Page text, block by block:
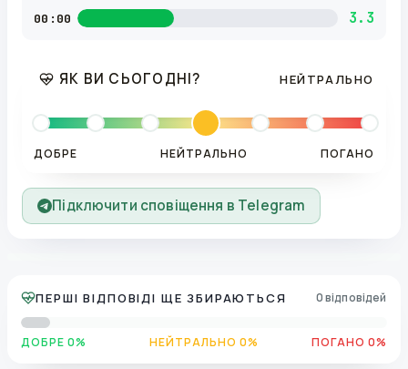
00:00 3.3
ЯК ВИ СЬОГОДНІ? НЕЙТРАЛЬНО
ДОБРЕ НЕЙТРАЛЬНО ПОГАНО
Підключити сповіщення в Telegram
ПЕРШІ ВІДПОВІДІ ЩЕ ЗБИРАЮТЬСЯ 0 відповідей
ДОБРЕ 0% НЕЙТРАЛЬНО 0% ПОГАНО 0%